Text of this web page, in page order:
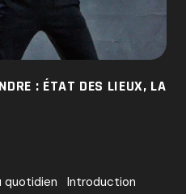
: ÉTAT DES LIEUX, LA
quotidien Introduction